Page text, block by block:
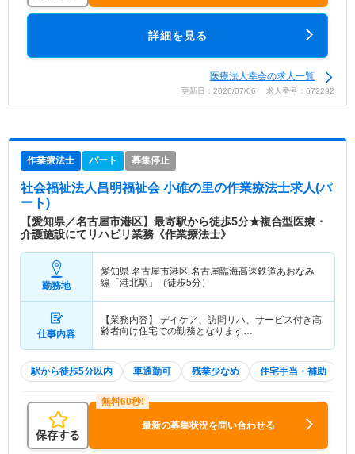
詳細を見る
医療法人幸会の求人一覧
更新日：2026/07/06 求人番号：672292
作業療法士 パート 募集停止
社会福祉法人昌明福祉会 小碓の里の作業療法士求人(パ
ート)
【愛知県／名古屋市港区】最寄駅から徒歩5分★複合型医療・
介護施設にてリハビリ業務《作業療法士》
勤務地
愛知県 名古屋市港区 名古屋臨海高速鉄道あおなみ
線「港北駅」（徒歩5分）
仕事内容
【業務内容】 デイケア、訪問リハ、サービス付き高
齢者向け住宅での勤務となります…
駅から徒歩5分以内 車通勤可 残業少なめ 住宅手当・補助
保存する
最新の募集状況を問い合わせる